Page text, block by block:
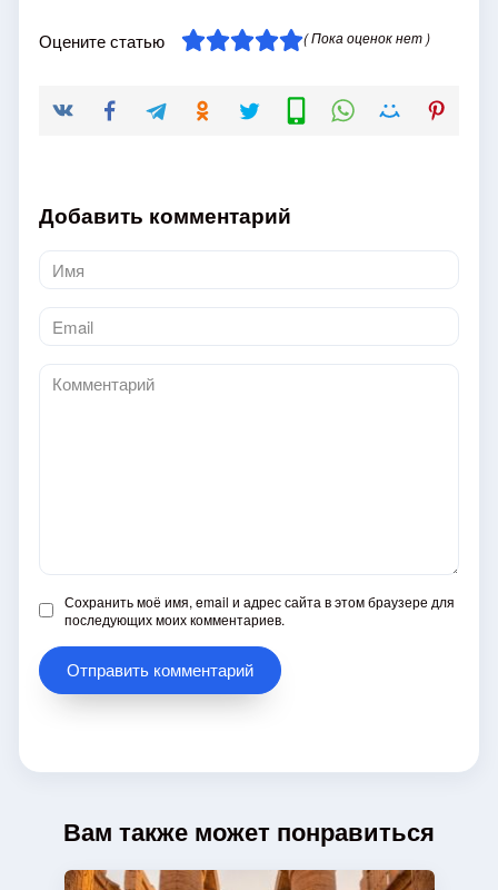
Оцените статью ( Пока оценок нет )
Добавить комментарий
Имя
*
Email
*
Комментарий
Сохранить моё имя, email и адрес сайта в этом браузере для
последующих моих комментариев.
Вам также может понравиться